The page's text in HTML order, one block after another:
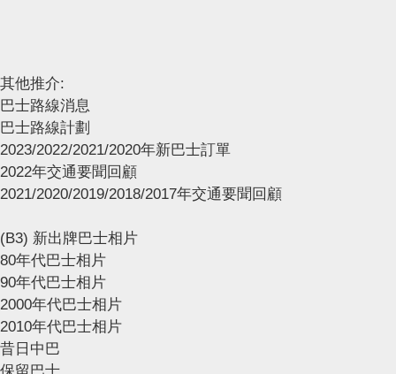
其他推介:
巴士路線消息
巴士路線計劃
2023/2022/2021/2020年新巴士訂單
2022年交通要聞回顧
2021/2020/2019/2018/2017年交通要聞回顧
(B3) 新出牌巴士相片
80年代巴士相片
90年代巴士相片
2000年代巴士相片
2010年代巴士相片
昔日中巴
保留巴士